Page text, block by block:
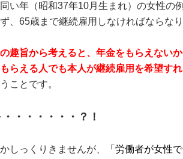
い年（昭和37年10月生まれ）の女性の
、65歳まで継続雇用しなければならなり
趣旨から考えると、年金をもらえない
らえる人でも本人が継続雇用を希望す
ことです。
・・・・・・？！
しっくりきませんが、
「労働者が女性